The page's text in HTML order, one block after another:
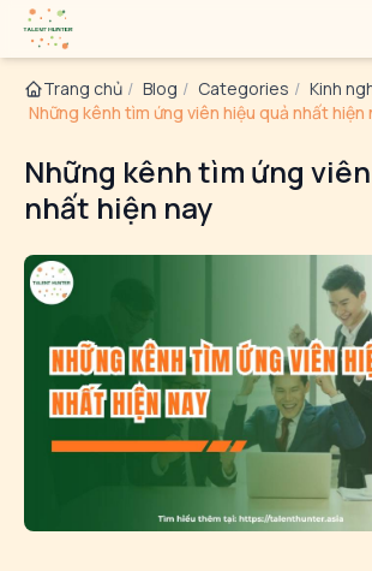
Trang chủ / Blog / Categories / Kinh
Những kênh tìm ứng viên hiệu quả nhất hiện
Những kênh tìm ứng
nhất hiện nay